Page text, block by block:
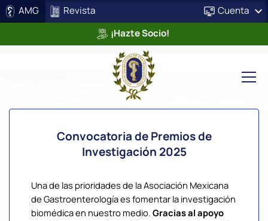
AMG
Revista
¡Hazte Socio!
Cuenta
Convocatoria de Premios de
Investigación 2025
Una de las prioridades de la Asociación Mexicana
de Gastroenterología es fomentar la investigación
biomédica en nuestro medio. Gracias al apoyo